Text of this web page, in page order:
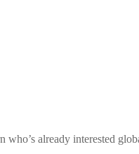
who’s already interested